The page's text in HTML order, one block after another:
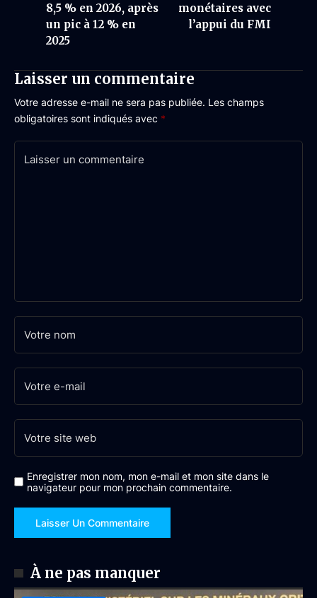
8,5 % en 2026, après
un pic à 12 % en
2025
monétaires avec
l’appui du FMI
Laisser un commentaire
Votre adresse e-mail ne sera pas publiée. Les champs
obligatoires sont indiqués avec *
Enregistrer mon nom, mon e-mail et mon site dans le
navigateur pour mon prochain commentaire.
À ne pas manquer